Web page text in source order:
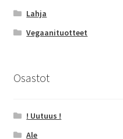
Lahja
Vegaanituotteet
Osastot
! Uutuus !
Ale